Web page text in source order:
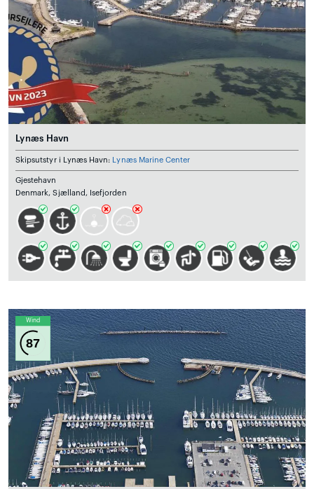
Lynæs Havn
Skipsutstyr i Lynæs Havn: Lynæs Marine Center
Gjestehavn
Denmark, Sjælland, Isefjorden
Wind
87